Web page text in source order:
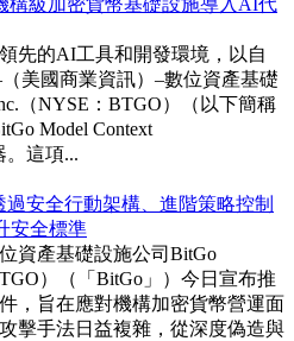
構級加密貨幣基礎設施導入AI代
先的AI工具和開發環境，以自
美國商業資訊）–數位資產基礎
（NYSE：BTGO）（以下簡稱
Model Context
。這項...
安全行動架構、進階策略控制
安全標準
資產基礎設施公司BitGo
）（「BitGo」）今日宣布推
，旨在應對機構加密貨幣營運面
擊手法日益複雜，從深度偽造與